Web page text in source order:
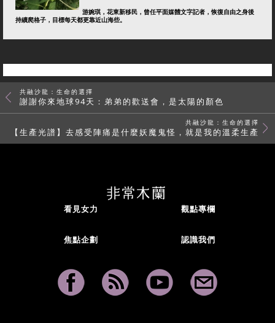
游婉琪，花東新移民，曾任平面媒體文字記者，恢復自由之身後
持續爬格子，目標每天都更靠近山海些。
共融沙龍：生命的選擇
謝謝你來地球94天：弟弟的歡送會，是太陽的顏色
共融沙龍：生命的選擇
【生產光譜】去感受陣痛是什麼妖魔鬼怪，就是我的溫柔生產
看見女力 觀點專欄
焦點企劃 認識我們